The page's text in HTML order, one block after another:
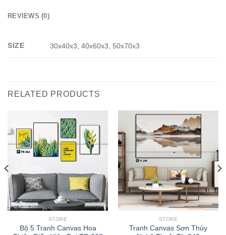
REVIEWS (0)
SIZE 30x40x3, 40x60x3, 50x70x3
RELATED PRODUCTS
STORE
Bộ 5 Tranh Canvas Hoa
STORE
Tranh Canvas Sơn Thủy